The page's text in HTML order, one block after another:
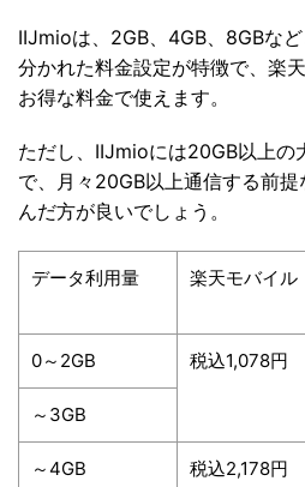
IIJmioは、2GB、4GB、8GBな
分かれた料金設定が特徴で、楽
お得な料金で使えます。
ただし、IIJmioには20GB以上の
で、月々20GB以上通信する前
んだ方が良いでしょう。
データ利用量 楽天モバイル
0～2GB 税込1,078円
～3GB
～4GB 税込2,178円